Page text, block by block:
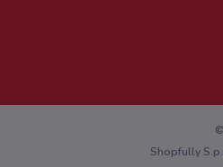
Shopfully